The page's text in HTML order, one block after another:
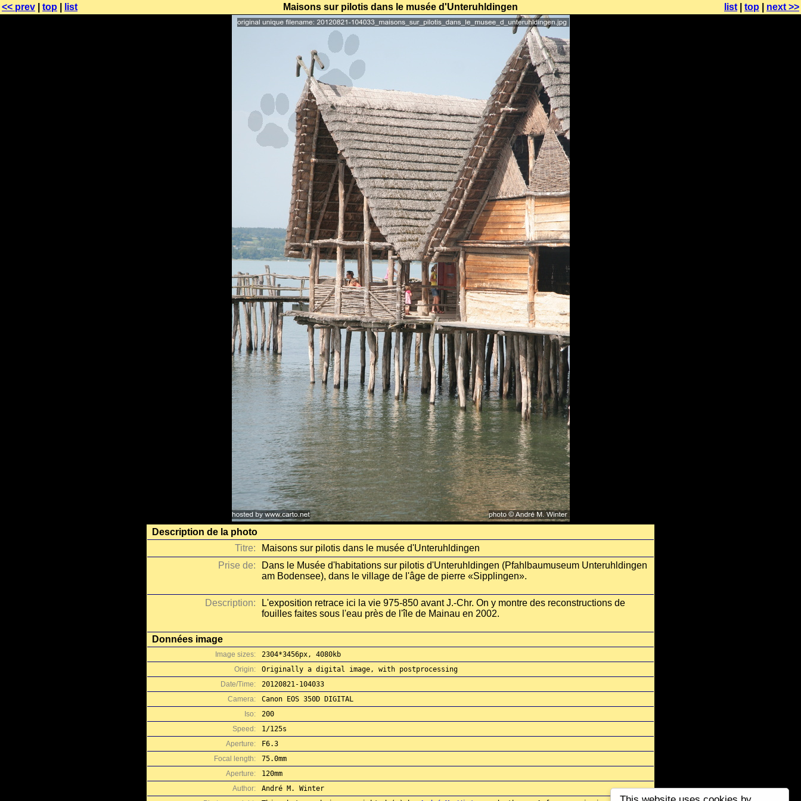
<< prev top list Maisons sur pilotis dans le musée d'Unteruhldingen list top next >>
Description de la photo
Titre:
Maisons sur pilotis dans le musée d'Unteruhldingen
Prise de:
Dans le Musée d'habitations sur pilotis d'Unteruhldingen (Pfahlbaumuseum Unteruhldingen
am Bodensee), dans le village de l'âge de pierre «Sipplingen».
Description:
L'exposition retrace ici la vie 975-850 avant J.-Chr. On y montre des reconstructions de
fouilles faites sous l'eau près de l'île de Mainau en 2002.
Données image
Image sizes:
2304*3456px, 4080kb
Origin:
Originally a digital image, with postprocessing
Date/Time:
20120821-104033
Camera:
Canon EOS 350D DIGITAL
Iso:
200
Speed:
1/125s
Aperture:
F6.3
Focal length:
75.0mm
Aperture:
120mm
Author:
André M. Winter